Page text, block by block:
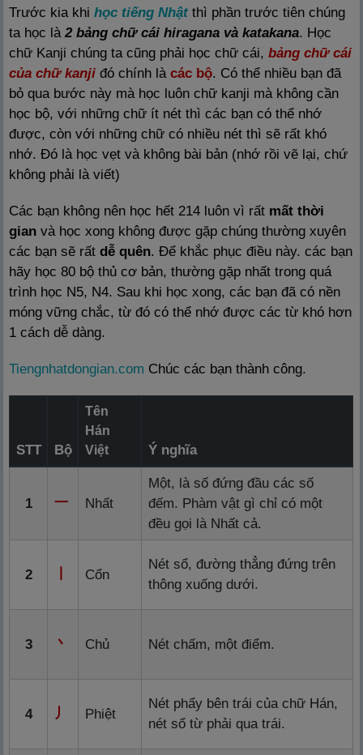
Trước kia khihọc tiếng Nhật thì phần trước tiên chúng
ta học là2 bảng chữ cái hiragana và katakana. Học
chữ Kanji chúng ta cũng phải học chữ cái,bảng chữ cái
của chữ kanji đó chính làcác bộ. Có thể nhiều bạn đã
bỏ qua bước này mà học luôn chữ kanji mà không cần
học bộ, với những chữ ít nét thì các bạn có thể nhớ
được, còn với những chữ có nhiều nét thì sẽ rất khó
nhớ. Đó là học vẹt và không bài bản (nhớ rồi vẽ lại, chứ
không phải là viết)
Các bạn không nên học hết 214 luôn vì rất mất thời
gian và học xong không được gặp chúng thường xuyên
các bạn sẽ rấtdễ quên. Để khắc phục điều này. các bạn
hãy học 80 bộ thủ cơ bản, thường gặp nhất trong quá
trình học N5, N4. Sau khi học xong, các bạn đã có nền
móng vững chắc, từ đó có thể nhớ được các từ khó hơn
1 cách dễ dàng.
Tiengnhatdongian.com Chúc các bạn thành công.
STT Bộ
Tên
Hán
Việt
Ý nghĩa
1 一 Nhất
Một, là số đứng đầu các số
đếm. Phàm vật gì chỉ có một
đều gọi là Nhất cả.
2
Nghĩa: Trên dưới thông nhau,
Cổn
Nét sổ, đường thẳng đứng trên
thông xuống dưới.
3 丶 Chủ Nét chấm, một điểm.
4 丿 Phiệt
Nét phẩy bên trái của chữ Hán,
nét sổ từ phải qua trái.